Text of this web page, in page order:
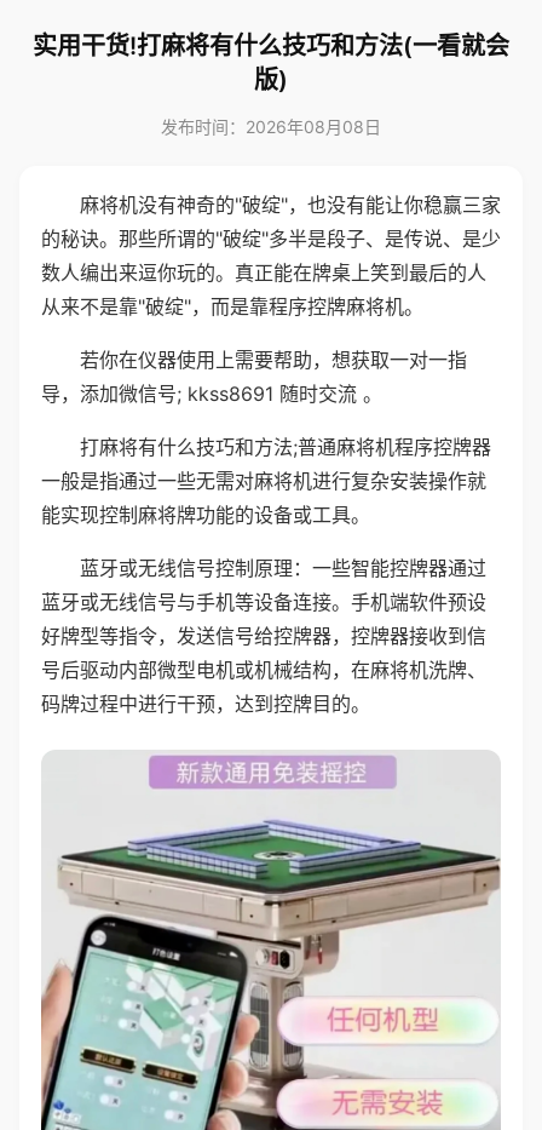
实用干货!打麻将有什么技巧和方法(一看就会
版)
发布时间：2026年08月08日
麻将机没有神奇的"破绽"，也没有能让你稳赢三家
的秘诀。那些所谓的"破绽"多半是段子、是传说、是少
数人编出来逗你玩的。真正能在牌桌上笑到最后的人
从来不是靠"破绽"，而是靠程序控牌麻将机。
若你在仪器使用上需要帮助，想获取一对一指
导，添加微信号; kkss8691 随时交流 。
打麻将有什么技巧和方法;普通麻将机程序控牌器
一般是指通过一些无需对麻将机进行复杂安装操作就
能实现控制麻将牌功能的设备或工具。
蓝牙或无线信号控制原理：一些智能控牌器通过
蓝牙或无线信号与手机等设备连接。手机端软件预设
好牌型等指令，发送信号给控牌器，控牌器接收到信
号后驱动内部微型电机或机械结构，在麻将机洗牌、
码牌过程中进行干预，达到控牌目的。